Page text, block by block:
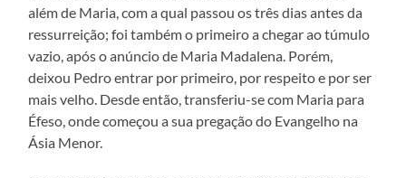
além de Maria, com a qual passou os três dias antes da
ressurreição; foi também o primeiro a chegar ao túmulo
vazio, após o anúncio de Maria Madalena. Porém,
deixou Pedro entrar por primeiro, por respeito e por ser
mais velho. Desde então, transferiu-se com Maria para
Éfeso, onde começou a sua pregação do Evangelho na
Ásia Menor.